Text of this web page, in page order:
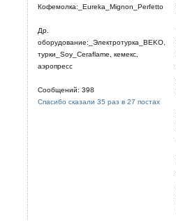
Кофемолка:_Eureka_Mignon_Perfetto
Др.
оборудование:_Электротурка_BEKO,
турки_Soy_Ceraflame, кемекс,
аэропресс
Сообщений: 398
Спасибо сказали 35 раз в 27 постах